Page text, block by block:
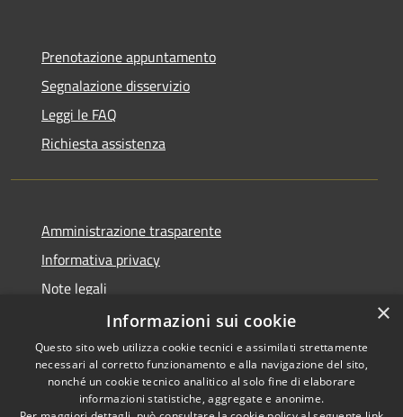
Prenotazione appuntamento
Segnalazione disservizio
Leggi le FAQ
Richiesta assistenza
Amministrazione trasparente
Informativa privacy
Note legali
Dichiarazione di accessibilità
RSS Copyright © 2026 • Comune di
×
Informazioni sui cookie
Questo sito web utilizza cookie tecnici e assimilati strettamente
necessari al corretto funzionamento e alla navigazione del sito,
nonché un cookie tecnico analitico al solo fine di elaborare
informazioni statistiche, aggregate e anonime.